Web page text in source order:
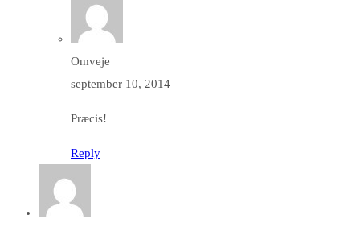
Omveje
september 10, 2014
Præcis!
Reply